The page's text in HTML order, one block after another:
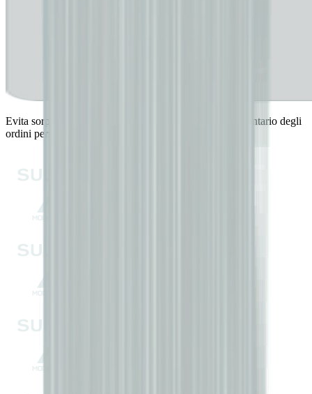
Evita sorprese al checkout gestendo con sicurezza l’inventario degli
ordini personalizzati.